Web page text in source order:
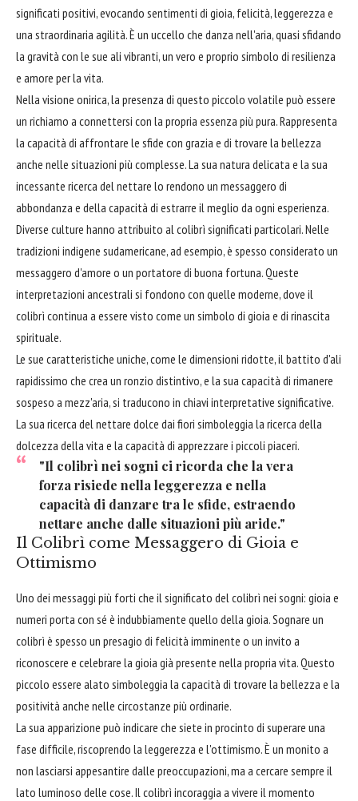
significati positivi, evocando sentimenti di gioia, felicità, leggerezza e
una straordinaria agilità. È un uccello che danza nell'aria, quasi sfidando
la gravità con le sue ali vibranti, un vero e proprio simbolo di resilienza
e amore per la vita.
Nella visione onirica, la presenza di questo piccolo volatile può essere
un richiamo a connettersi con la propria essenza più pura. Rappresenta
la capacità di affrontare le sfide con grazia e di trovare la bellezza
anche nelle situazioni più complesse. La sua natura delicata e la sua
incessante ricerca del nettare lo rendono un messaggero di
abbondanza e della capacità di estrarre il meglio da ogni esperienza.
Diverse culture hanno attribuito al colibrì significati particolari. Nelle
tradizioni indigene sudamericane, ad esempio, è spesso considerato un
messaggero d'amore o un portatore di buona fortuna. Queste
interpretazioni ancestrali si fondono con quelle moderne, dove il
colibrì continua a essere visto come un simbolo di gioia e di rinascita
spirituale.
Le sue caratteristiche uniche, come le dimensioni ridotte, il battito d'ali
rapidissimo che crea un ronzio distintivo, e la sua capacità di rimanere
sospeso a mezz'aria, si traducono in chiavi interpretative significative.
La sua ricerca del nettare dolce dai fiori simboleggia la ricerca della
dolcezza della vita e la capacità di apprezzare i piccoli piaceri.
"Il colibrì nei sogni ci ricorda che la vera
forza risiede nella leggerezza e nella
capacità di danzare tra le sfide, estraendo
nettare anche dalle situazioni più aride."
Il Colibrì come Messaggero di Gioia e
Ottimismo
Uno dei messaggi più forti che il significato del colibrì nei sogni: gioia e
numeri porta con sé è indubbiamente quello della gioia. Sognare un
colibrì è spesso un presagio di felicità imminente o un invito a
riconoscere e celebrare la gioia già presente nella propria vita. Questo
piccolo essere alato simboleggia la capacità di trovare la bellezza e la
positività anche nelle circostanze più ordinarie.
La sua apparizione può indicare che siete in procinto di superare una
fase difficile, riscoprendo la leggerezza e l'ottimismo. È un monito a
non lasciarsi appesantire dalle preoccupazioni, ma a cercare sempre il
lato luminoso delle cose. Il colibrì incoraggia a vivere il momento